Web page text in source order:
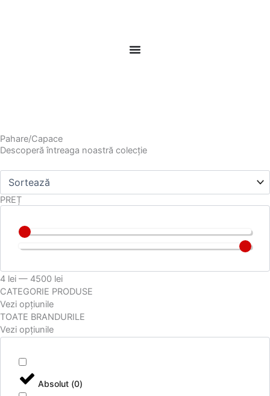
Pahare/Capace
Descoperă întreaga noastră colecție
PREȚ
4 lei — 4500 lei
CATEGORIE PRODUSE
Vezi opțiunile
TOATE BRANDURILE
Vezi opțiunile
Absolut (0)